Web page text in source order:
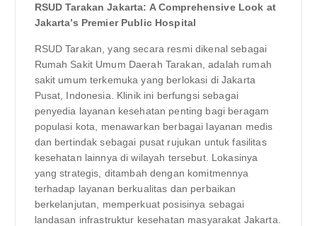
RSUD Tarakan Jakarta: A Comprehensive Look at
Jakarta’s Premier Public Hospital
RSUD Tarakan, yang secara resmi dikenal sebagai
Rumah Sakit Umum Daerah Tarakan, adalah rumah
sakit umum terkemuka yang berlokasi di Jakarta
Pusat, Indonesia. Klinik ini berfungsi sebagai
penyedia layanan kesehatan penting bagi beragam
populasi kota, menawarkan berbagai layanan medis
dan bertindak sebagai pusat rujukan untuk fasilitas
kesehatan lainnya di wilayah tersebut. Lokasinya
yang strategis, ditambah dengan komitmennya
terhadap layanan berkualitas dan perbaikan
berkelanjutan, memperkuat posisinya sebagai
landasan infrastruktur kesehatan masyarakat Jakarta.